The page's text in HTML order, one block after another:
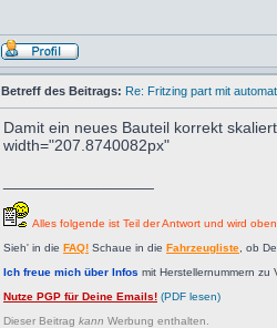
Betreff des Beitrags: Re: Fritzing part mit
Damit ein neues Bauteil korrekt
width="207.8740082px"
Alles folgende ist Teil der Antwort und wird
Sieh' in die FAQ! Schaue in die Fahrzeugliste , ob
Ich freue mich über Infos mit Herstellernummern zu
Nutze PGP für Deine Emails! (PDF lesen)
Dieser Beitrag kann Werbung enthalten.